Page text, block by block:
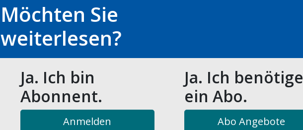
Möchten Sie
weiterlesen?
Ja. Ich bin
Abonnent.
Anmelden
Ja. Ich benötige
ein Abo.
Abo Angebote